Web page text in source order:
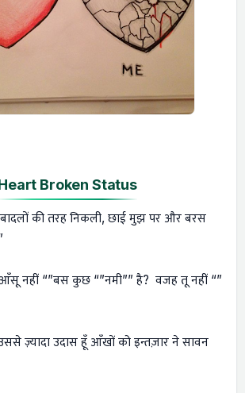
Broken Status
बादलों की तरह निकली, छाई मुझ पर और बरस
नहीं “”बस कुछ “”नमी”” है? वजह तू नहीं “”
ज़्यादा उदास हूँ आँखों को इन्तज़ार ने सावन